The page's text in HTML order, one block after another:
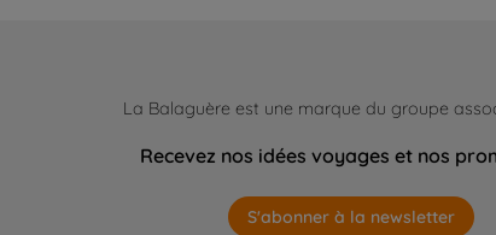
La Balaguère est une marque du groupe
Recevez nos idées voyages et nos
S'abonner à la newsletter